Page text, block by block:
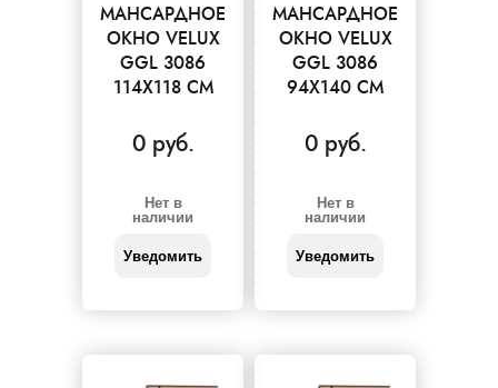
МАНСАРДНОЕ
ОКНО VELUX
GGL 3086
114X118 СМ
0 руб.
Нет в
наличии
Уведомить
МАНСАРДНОЕ
ОКНО VELUX
GGL 3086
94X140 СМ
0 руб.
Нет в
наличии
Уведомить